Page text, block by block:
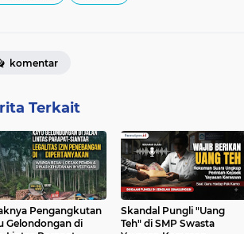
komentar
Terkait
Pengangkutan
Gelondongan di
Skandal Pungli "Uang
Teh" di SMP Swasta